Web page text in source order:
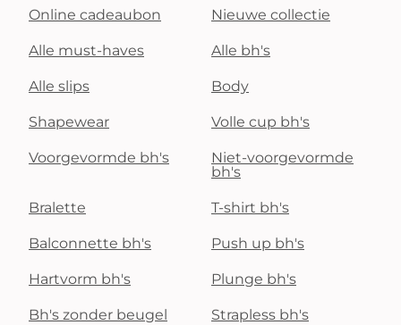
Online cadeaubon Nieuwe collectie
Alle must-haves Alle bh's
Alle slips Body
Shapewear Volle cup bh's
Voorgevormde bh's
Niet-voorgevormde
bh's
Bralette T-shirt bh's
Balconnette bh's Push up bh's
Hartvorm bh's Plunge bh's
Bh's zonder beugel Strapless bh's